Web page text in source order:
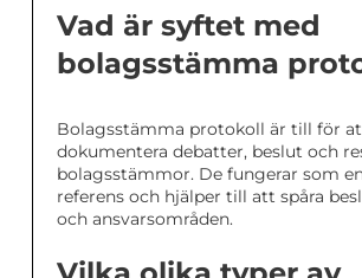
Vad är syftet med
bolagsstämma
Bolagsstämma protokoll är till för
dokumentera debatter, beslut och
bolagsstämmor. De fungerar som
referens och hjälper till att spåra
och ansvarsområden.